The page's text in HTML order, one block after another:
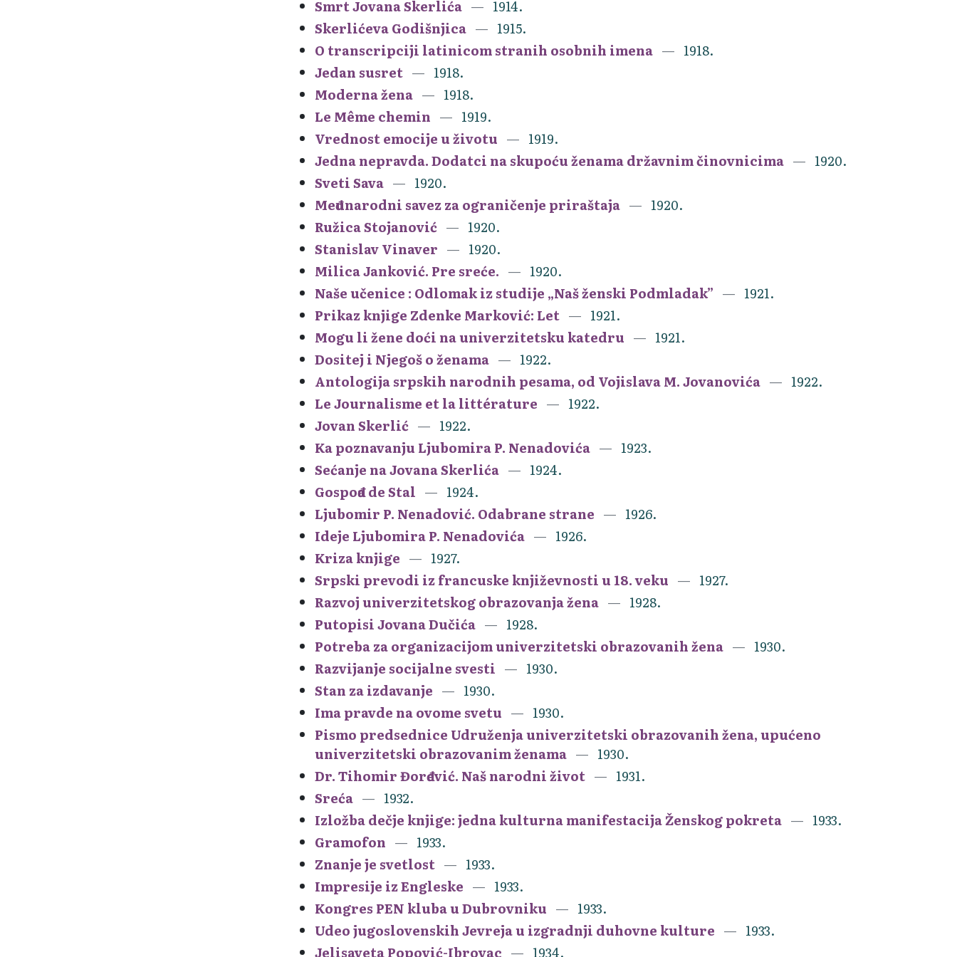
Smrt Jovana Skerlića
1914.
Skerlićeva Godišnjica
1915.
O transcripciji latinicom stranih osobnih imena
1918.
Jedan susret
1918.
Moderna žena
1918.
Le Même chemin
1919.
Vrednost emocije u životu
1919.
Jedna nepravda. Dodatci na skupoću ženama državnim činovnicima
1920.
Sveti Sava
1920.
Međunarodni savez za ograničenje priraštaja
1920.
Ružica Stojanović
1920.
Stanislav Vinaver
1920.
Milica Janković. Pre sreće.
1920.
Naše učenice : Odlomak iz studije „Naš ženski Podmladak”
1921.
Prikaz knjige Zdenke Marković: Let
1921.
Mogu li žene doći na univerzitetsku katedru
1921.
Dositej i Njegoš o ženama
1922.
Antologija srpskih narodnih pesama, od Vojislava M. Jovanovića
1922.
Le Journalisme et la littérature
1922.
Jovan Skerlić
1922.
Ka poznavanju Ljubomira P. Nenadovića
1923.
Sećanje na Jovana Skerlića
1924.
Gospođa de Stal
1924.
Ljubomir P. Nenadović. Odabrane strane
1926.
Ideje Ljubomira P. Nenadovića
1926.
Kriza knjige
1927.
Srpski prevodi iz francuske književnosti u 18. veku
1927.
Razvoj univerzitetskog obrazovanja žena
1928.
Putopisi Jovana Dučića
1928.
Potreba za organizacijom univerzitetski obrazovanih žena
1930.
Razvijanje socijalne svesti
1930.
Stan za izdavanje
1930.
Ima pravde na ovome svetu
1930.
Pismo predsednice Udruženja univerzitetski obrazovanih žena, upućeno
univerzitetski obrazovanim ženama
1930.
Dr. Tihomir Đorđević. Naš narodni život
1931.
Sreća
1932.
Izložba dečje knjige: jedna kulturna manifestacija Ženskog pokreta
1933.
Gramofon
1933.
Znanje je svetlost
1933.
Impresije iz Engleske
1933.
Kongres PEN kluba u Dubrovniku
1933.
Udeo jugoslovenskih Jevreja u izgradnji duhovne kulture
1933.
Jelisaveta Popović-Ibrovac
1934.